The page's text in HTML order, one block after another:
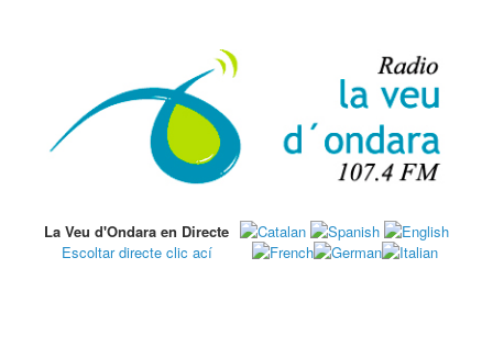
La Veu d'Ondara en Directe
Escoltar directe clic ací